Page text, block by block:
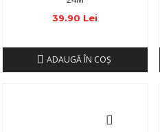
39.90 Lei
ADAUGĂ ÎN COŞ